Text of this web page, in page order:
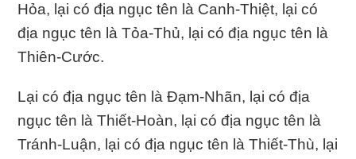
Hỏa, lại có địa ngục tên là Canh-Thiệt, lại có
địa ngục tên là Tỏa-Thủ, lại có địa ngục tên là
Thiên-Cước.
Lại có địa ngục tên là Ðạm-Nhãn, lại có địa
ngục tên là Thiết-Hoàn, lại có địa ngục tên là
Tránh-Luận, lại có địa ngục tên là Thiết-Thù, lại